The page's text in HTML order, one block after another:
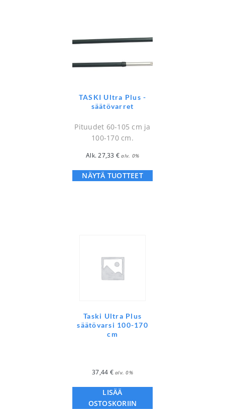
TASKI Ultra Plus -
säätövarret
Pituudet 60-105 cm ja
100-170 cm.
Alk.27,33 € alv. 0%
NÄYTÄ TUOTTEET
Taski Ultra Plus
säätövarsi 100-170
cm
37,44 € alv. 0%
LISÄÄ
OSTOSKORIIN